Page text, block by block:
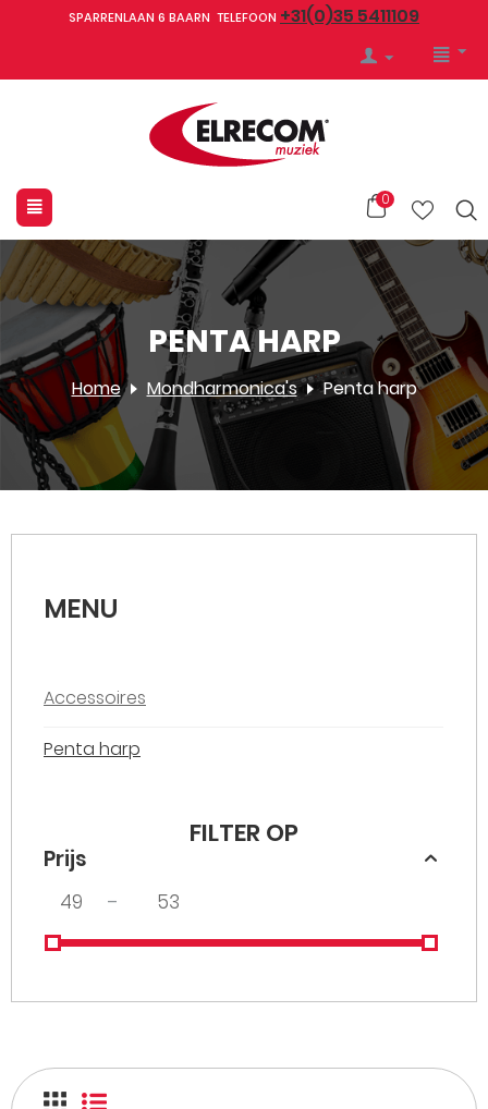
SPARRENLAAN 6 BAARN TELEFOON +31(0)35 5411109
0
PENTA HARP
Home Mondharmonica's Penta harp
MENU
Accessoires
Penta harp
FILTER OP
Prijs
–